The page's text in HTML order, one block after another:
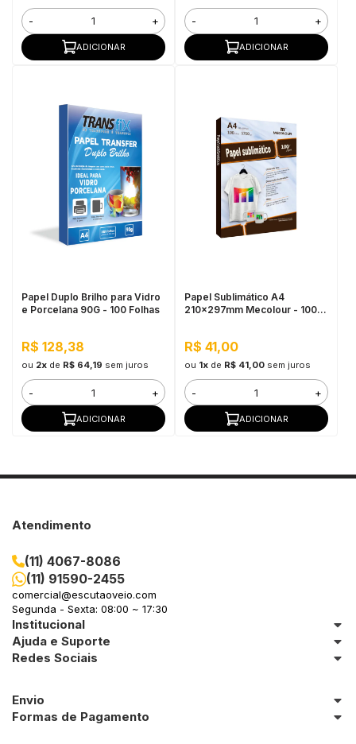
- +
ADICIONAR
- +
ADICIONAR
Papel Duplo Brilho para Vidro
e Porcelana 90G - 100 Folhas
R$ 128,38
ou 2xde R$ 64,19 sem juros
- +
ADICIONAR
Papel Sublimático A4
210x297mm Mecolour - 100
R$ 41,00
ou 1xde R$ 41,00 sem juros
- +
ADICIONAR
Atendimento
(11) 4067-8086
(11) 91590-2455
comercial@escutaoveio.com
Segunda - Sexta: 08:00 ~ 17:30
Institucional
Ajuda e Suporte
Redes Sociais
Envio
Formas de Pagamento